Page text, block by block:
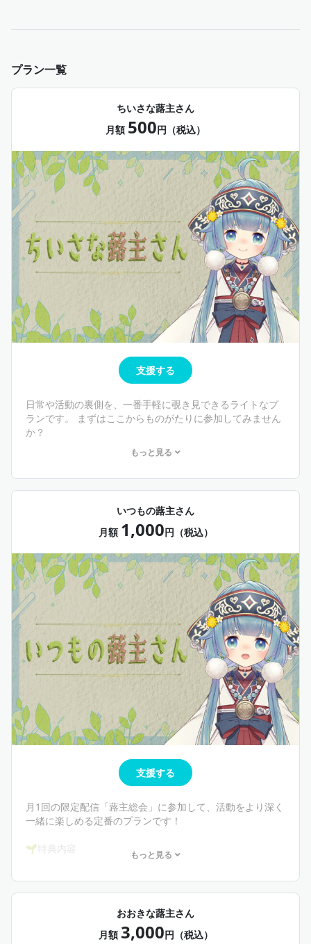
プラン一覧
ちいさな蕗主さん
月額 500円（税込）
支援する
日常や活動の裏側を、一番手軽に覗き見できるライトなプ
ランです。 まずはここからものがたりに参加してみません
か？
えない日々のちょっとしたこと、体験型イベントのリアル
・クリエイティア限定ブログの閲覧（不定期）
もっと見る
いつもの蕗主さん
月額 1,000円（税込）
支援する
月1回の限定配信「蕗主総会」に参加して、活動をより深く
一緒に楽しめる定番のプランです！
🌱特典内容
・ちいさな蕗主さんプランの全特典
や、これから仕掛ける大きなプロジェクトの作戦会議、こ
もっと見る
おおきな蕗主さん
月額 3,000円（税込）